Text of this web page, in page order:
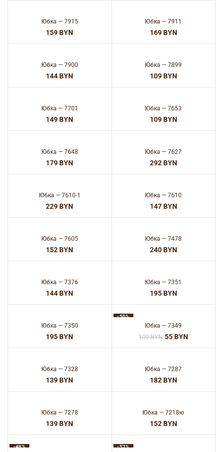
Юбка — 7915
BYN
Юбка — 7911
BYN
Юбка — 7900
BYN
Юбка — 7899
BYN
Юбка — 7701
BYN
Юбка — 7653
BYN
Юбка — 7648
BYN
Юбка — 7627
BYN
Юбка — 7610-1
BYN
Юбка — 7610
BYN
Юбка — 7605
BYN
Юбка — 7478
BYN
Юбка — 7376
BYN
Юбка — 7351
BYN
Юбка — 7350
BYN
-50%
Юбка — 7349
109BYN 55BYN
Юбка — 7328
BYN
Юбка — 7287
BYN
Юбка — 7278
BYN
Юбка — 7218ю
BYN
-48% -57%